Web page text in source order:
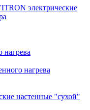
электрические
нагрева
нагрева
настенные "сухой"